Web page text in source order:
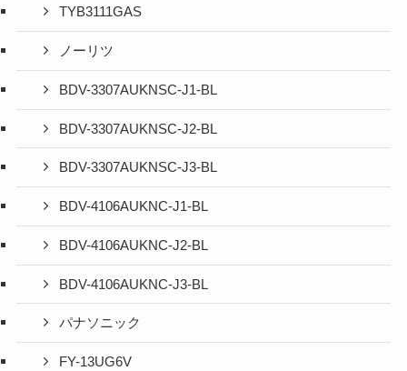
TYB3111GAS
ノーリツ
BDV-3307AUKNSC-J1-BL
BDV-3307AUKNSC-J2-BL
BDV-3307AUKNSC-J3-BL
BDV-4106AUKNC-J1-BL
BDV-4106AUKNC-J2-BL
BDV-4106AUKNC-J3-BL
パナソニック
FY-13UG6V